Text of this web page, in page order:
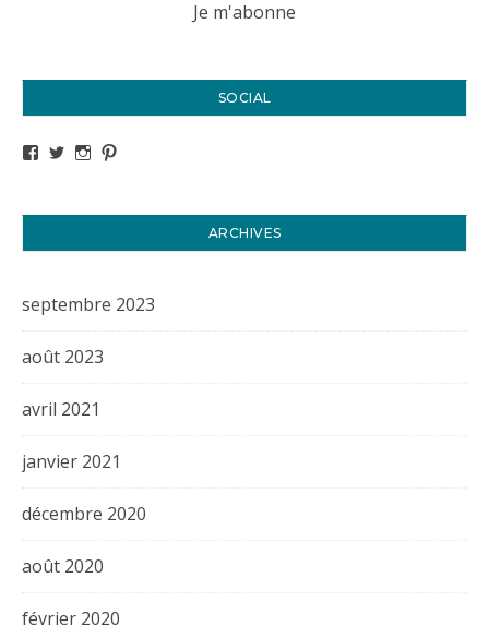
SOCIAL
Voir le profil de titval35 sur Facebook
Voir le profil de titval35 sur Twitter
Voir le profil de titval35 sur Instagram
ARCHIVES
septembre 2023
août 2023
avril 2021
janvier 2021
décembre 2020
août 2020
février 2020